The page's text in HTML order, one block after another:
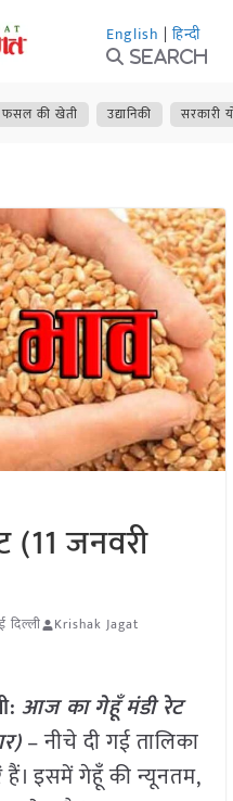
English | हिन्दी
Search
फसल की खेती उद्यानिकी सरकारी
जनवरी
दिल्ली Krishak Jagat
आज का गेहूँमंडी रेट
– नीचे दी गई तालिका
हैं। इसमें गेहूँ की न्यूनतम,